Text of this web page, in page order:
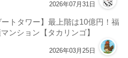
2026年07月31日
ートタワー】最上階は10億円！福
ンション【タカリンゴ】
2026年03月25日